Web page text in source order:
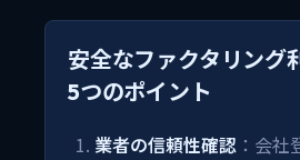
安全なファクタリング
5つのポイント
業者の信頼性確認 ：会